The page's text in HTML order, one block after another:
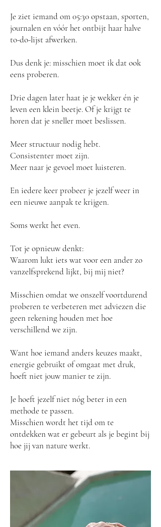
Je ziet iemand om 05:30 opstaan, sporten,
journalen en vóór het ontbijt haar halve
to-do-lijst afwerken.
Dus denk je: misschien moet ik dat ook
eens proberen.
Drie dagen later haat je je wekker én je
leven een klein beetje.Of je krijgt te
horen dat je sneller moet beslissen.
Meer structuur nodig hebt.
Consistenter moet zijn.
Meer naar je gevoel moet luisteren.
En iedere keer probeer je jezelf weer in
een nieuwe aanpak te krijgen.
Soms werkt het even.
Tot je opnieuw denkt:
Waarom lukt iets wat voor een ander zo
vanzelfsprekend lijkt, bij mij niet?
Misschien omdat we onszelf voortdurend
proberen te verbeteren met adviezen die
geen rekening houden met hoe
verschillend we zijn.
Want hoe iemand anders keuzes maakt,
energie gebruikt of omgaat met druk,
hoeft niet jouw manier te zijn.
Je hoeft jezelf niet nóg beter in een
methode te passen.
Misschien wordt het tijd om te
ontdekken wat er gebeurt als je begint bij
hoe jij van nature werkt.